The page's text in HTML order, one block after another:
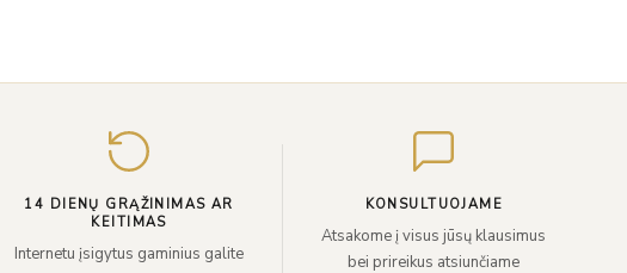
14 DIENŲ GRĄŽINIMAS AR
KEITIMAS
Internetu įsigytus gaminius galite
KONSULTUOJAME
Atsakome į visus jūsų klausimus
bei prireikus atsiunčiame